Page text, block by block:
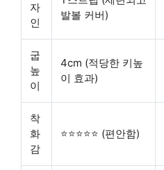
자
인
발볼 커버)
굽
높
이
4cm (적당한 키높
이 효과)
착
화
감
⭐⭐⭐⭐⭐ (편안함)